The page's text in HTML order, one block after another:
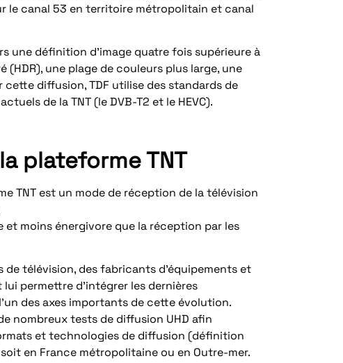
le canal 53 en territoire métropolitain et canal
une définition d’image quatre fois supérieure à
une plage de couleurs plus large, une
cette diffusion, TDF utilise des standards de
de la TNT (le DVB-T2 et le HEVC).
plateforme TNT
TNT est un mode de réception de la télévision
et moins énergivore que la réception par les
télévision, des fabricants d’équipements et
permettre d’intégrer les dernières
des axes importants de cette évolution.
nombreux tests de diffusion UHD afin
et technologies de diffusion (définition
en France métropolitaine ou en Outre-mer.